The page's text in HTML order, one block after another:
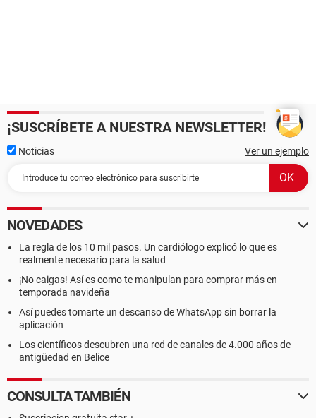
¡SUSCRÍBETE A NUESTRA NEWSLETTER!
Noticias Ver un ejemplo
NOVEDADES
La regla de los 10 mil pasos. Un cardiólogo explicó lo que es
realmente necesario para la salud
¡No caigas! Así es como te manipulan para comprar más en
temporada navideña
Así puedes tomarte un descanso de WhatsApp sin borrar la
aplicación
Los científicos descubren una red de canales de 4.000 años de
antigüedad en Belice
CONSULTA TAMBIÉN